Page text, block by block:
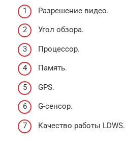
Разрешение видео.
Угол обзора.
Процессор.
Память.
GPS.
G-сенсор.
Качество работы LDWS.